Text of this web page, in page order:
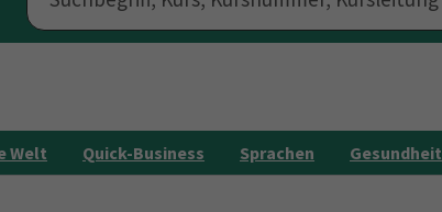
Welt Quick-Business Sprachen Gesundheit